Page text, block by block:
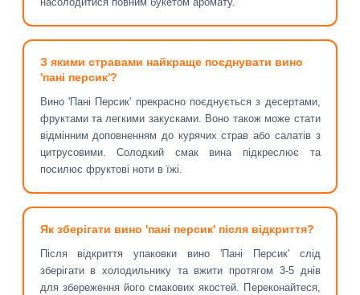
З якими стравами найкраще поєднувати вино
'пані персик'?
Вино 'Пані Персик' прекрасно поєднується з десертами,
фруктами та легкими закусками. Воно також може стати
відмінним доповненням до курячих страв або салатів з
цитрусовими. Солодкий смак вина підкреслює та
посилює фруктові ноти в їжі.
Як зберігати вино 'пані персик' після відкриття?
Після відкриття упаковки вино 'Пані Персик' слід
зберігати в холодильнику та вжити протягом 3-5 днів
для збереження його смакових якостей. Переконайтеся,